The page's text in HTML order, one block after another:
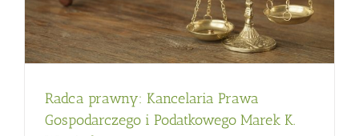
Radca prawny: Kancelaria Prawa
Gospodarczego i Podatkowego Marek K.